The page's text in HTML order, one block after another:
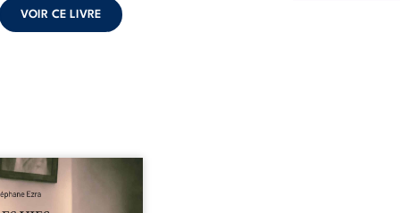
VOIR CE LIVRE
de Nathan est un
de poésie né en trois